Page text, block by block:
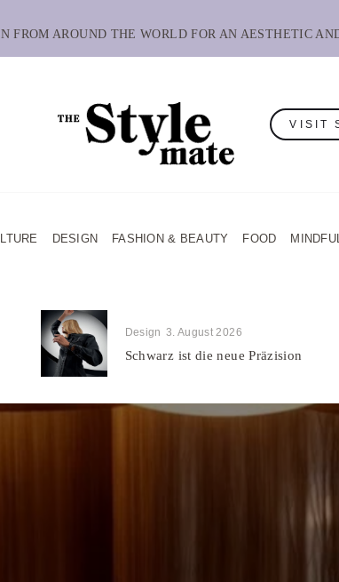
FROM AROUND THE WORLD FOR AN AESTHETIC
VISIT
DESIGN FASHION & BEAUTY FOOD
Design 3. August 2026
Schwarz ist die neue Präzision